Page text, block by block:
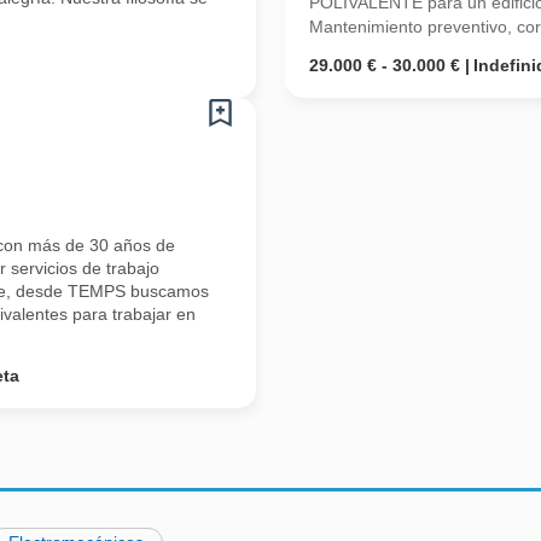
Mantenimiento preventivo,
29.000 € - 30.000 €
más de 30 años de
servicios de trabajo
desde TEMPS buscamos
para trabajar en